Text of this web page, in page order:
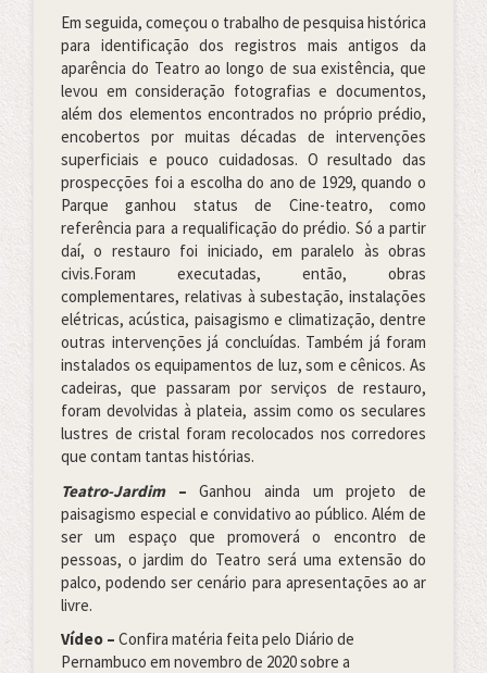
Em seguida, começou o trabalho de pesquisa histórica
para identificação dos registros mais antigos da
aparência do Teatro ao longo de sua existência, que
levou em consideração fotografias e documentos,
além dos elementos encontrados no próprio prédio,
encobertos por muitas décadas de intervenções
superficiais e pouco cuidadosas. O resultado das
prospecções foi a escolha do ano de 1929, quando o
Parque ganhou status de Cine-teatro, como
referência para a requalificação do prédio. Só a partir
daí, o restauro foi iniciado, em paralelo às obras
civis.Foram executadas, então, obras
complementares, relativas à subestação, instalações
elétricas, acústica, paisagismo e climatização, dentre
outras intervenções já concluídas. Também já foram
instalados os equipamentos de luz, som e cênicos. As
cadeiras, que passaram por serviços de restauro,
foram devolvidas à plateia, assim como os seculares
lustres de cristal foram recolocados nos corredores
que contam tantas histórias.
Teatro-Jardim– Ganhou ainda um projeto de
paisagismo especial e convidativo ao público. Além de
ser um espaço que promoverá o encontro de
pessoas, o jardim do Teatro será uma extensão do
palco, podendo ser cenário para apresentações ao ar
livre.
Vídeo – Confira matéria feita pelo Diário de
Pernambuco em novembro de 2020 sobre a